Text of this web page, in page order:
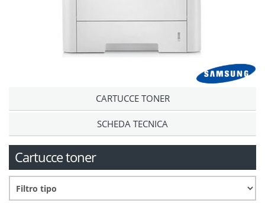
CARTUCCE TONER
SCHEDA TECNICA
Cartucce toner